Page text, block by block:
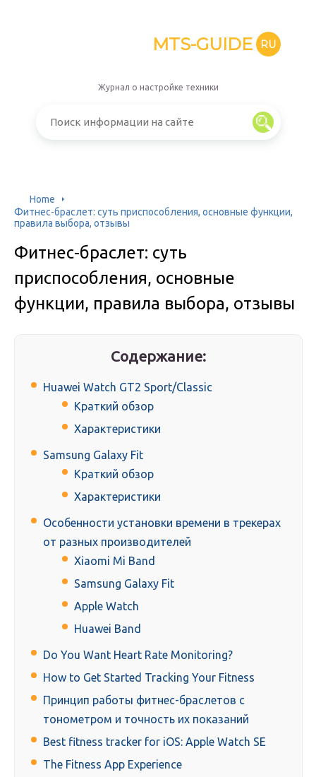
MTS-GUIDE RU
Журнал о настройке техники
Home
Фитнес-браслет: суть приспособления, основные функции,
правила выбора, отзывы
Фитнес-браслет: суть
приспособления, основные
функции, правила выбора, отзывы
Содержание:
Huawei Watch GT2 Sport/Classic
Краткий обзор
Характеристики
Samsung Galaxy Fit
Краткий обзор
Характеристики
Особенности установки времени в трекерах
от разных производителей
Xiaomi Mi Band
Samsung Galaxy Fit
Apple Watch
Huawei Band
Do You Want Heart Rate Monitoring?
How to Get Started Tracking Your Fitness
Принцип работы фитнес-браслетов с
тонометром и точность их показаний
Best fitness tracker for iOS: Apple Watch SE
The Fitness App Experience